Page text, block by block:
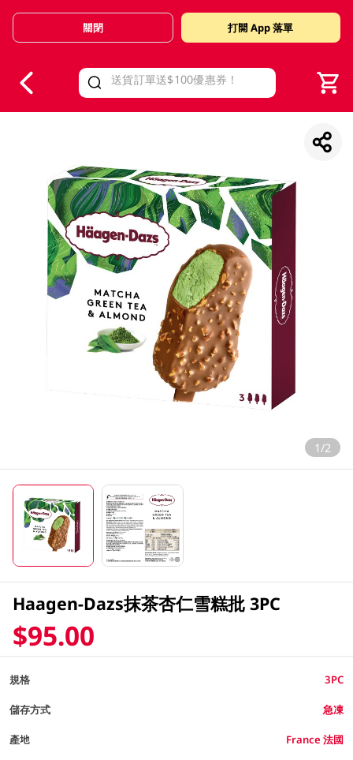
Valid Until 30 June 2026
關閉 打開 App 落單
1/2
Haagen-Dazs抹茶杏仁雪糕批 3PC
$95.00
規格 3PC
儲存方式 急凍
產地 France 法國